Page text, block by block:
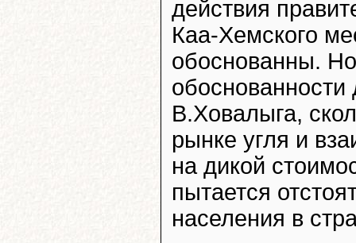
действия
Каа-Хемского
обоснованны.
обоснованности
В.Ховалыга,
рынке угля и
на дикой
пытается
населения в